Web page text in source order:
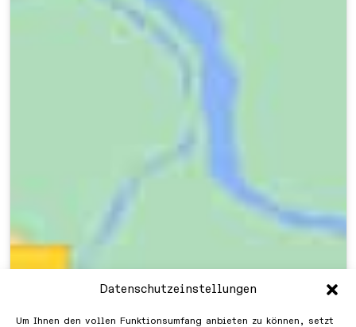
Datenschutzeinstellungen
Um Ihnen den vollen Funktionsumfang anbieten zu können, setzt